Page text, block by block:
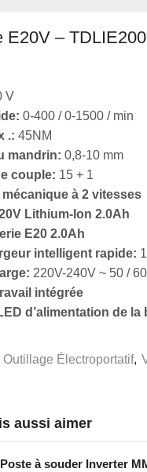
E20V –
V
0-400 / 0-1500 / min
.: 45NM
mandrin: 0,8-10 mm
couple: 15 + 1
mécanique à 2 vitesses
Lithium-Ion 2.0Ah
E20 2.0Ah
intelligent rapide:
220V-240V ~ 50 /
intégrée
d’alimentation de la
Outillage Électroportatif,
aussi aimer